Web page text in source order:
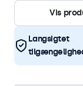
Vis
Langsigtet